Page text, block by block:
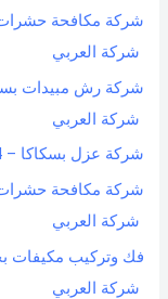
شركة العربي
شركة العربي
شركة عزل بسكاكا – 0551154864 اتصل بنا – شركة العربي
شركة العربي
شركة العربي